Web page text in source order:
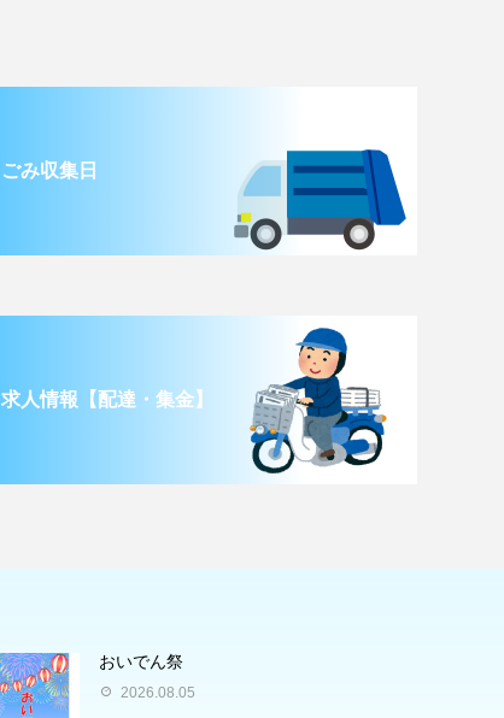
ごみ収集日
求人情報【配達・集金】
おいでん祭
2026.08.05